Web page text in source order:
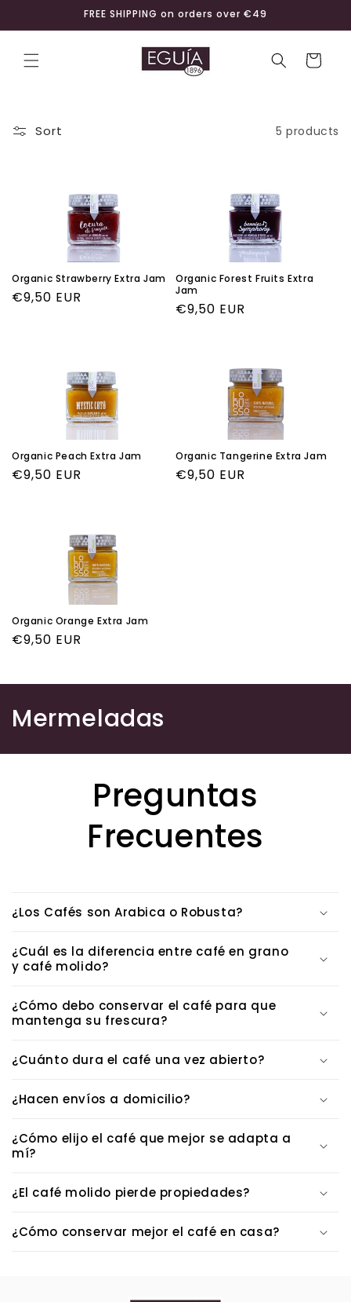
FREE SHIPPING on orders over €49
Cart
Sort 5 products
Organic Strawberry Extra Jam
Regular
€9,50 EUR
Organic Forest Fruits Extra
Jam
Regular
€9,50 EUR
Organic Peach Extra Jam
Regular
€9,50 EUR
Organic Tangerine Extra Jam
Regular
€9,50 EUR
Organic Orange Extra Jam
Regular
€9,50 EUR
C
o
t
o
n
:
Mermeladas
Preguntas
Frecuentes
¿Los Cafés son Arabica o Robusta?
¿Cuál es la diferencia entre café en grano
y café molido?
¿Cómo debo conservar el café para que
mantenga su frescura?
¿Cuánto dura el café una vez abierto?
¿Hacen envíos a domicilio?
¿Cómo elijo el café que mejor se adapta a
mí?
¿El café molido pierde propiedades?
¿Cómo conservar mejor el café en casa?